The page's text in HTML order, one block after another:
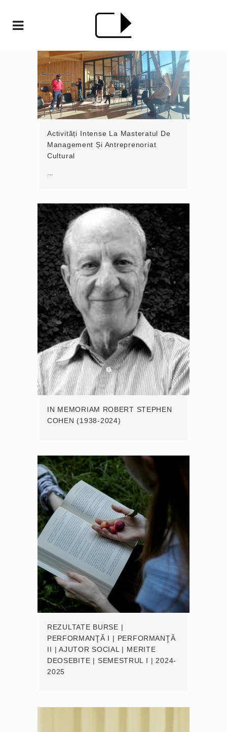
Activități Intense La Masteratul De
Management Și Antreprenoriat
Cultural
IN MEMORIAM ROBERT STEPHEN
COHEN (1938-2024)
REZULTATE BURSE |
PERFORMANŢĂ I | PERFORMANŢĂ
II | AJUTOR SOCIAL | MERITE
DEOSEBITE | SEMESTRUL I | 2024-
2025